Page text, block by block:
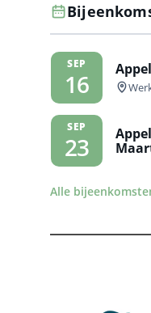
SEP
16
SEP
23
Alle